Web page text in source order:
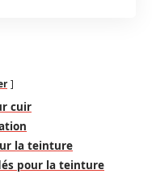
cuir
la teinture
pour la teinture